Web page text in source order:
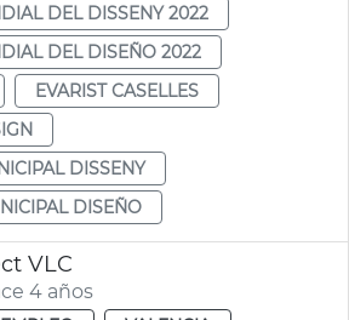
DEL DISSENY 2022
DEL DISEÑO 2022
EVARIST CASELLES
DISSENY
DISEÑO
VLC
4 años